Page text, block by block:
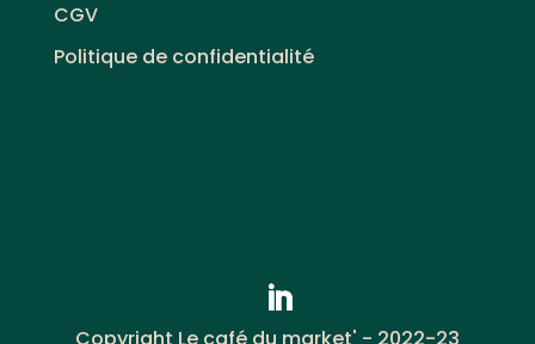
CGV
Politique de confidentialité